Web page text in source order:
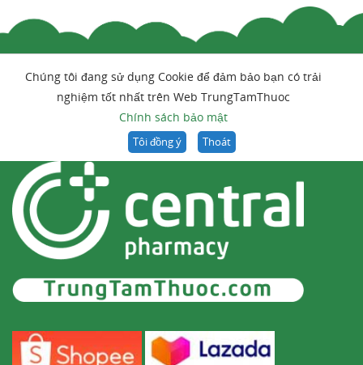
Chúng tôi đang sử dụng Cookie để đảm bảo bạn có trải
nghiệm tốt nhất trên Web TrungTamThuoc
Chính sách bảo mật
Tôi đồng ý Thoát